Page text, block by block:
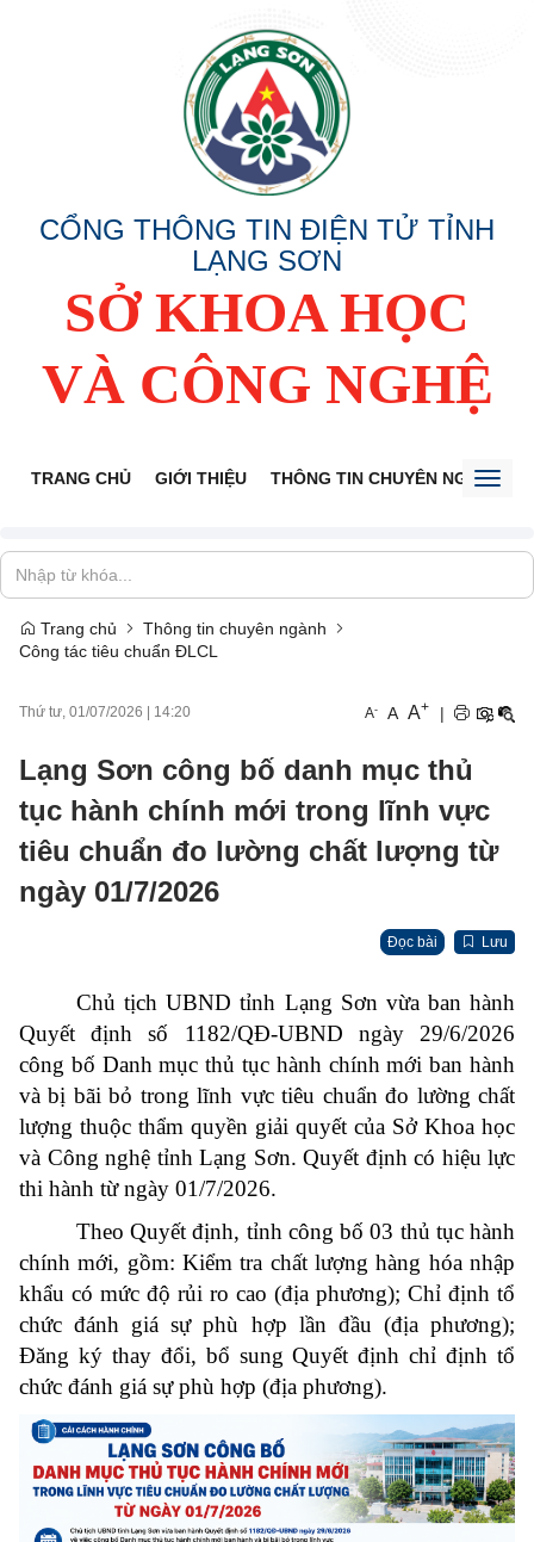
CỔNG THÔNG TIN ĐIỆN TỬ TỈNH
LẠNG SƠN
SỞ KHOA HỌC
VÀ CÔNG NGHỆ
TRANG CHỦ GIỚI THIỆU THÔNG TIN CHUYÊN NGÀNH
Trang chủ
Thông tin chuyên ngành
Công tác tiêu chuẩn ĐLCL
Thứ tư, 01/07/2026 14:20 A- A A+ |
Lạng Sơn công bố danh mục thủ
tục hành chính mới trong lĩnh vực
tiêu chuẩn đo lường chất lượng từ
ngày 01/7/2026
Đọc bài Lưu
Chủ tịch UBND tỉnh Lạng Sơn vừa ban hành
Quyết định số 1182/QĐ-UBND ngày 29/6/2026
công bố Danh mục thủ tục hành chính mới ban hành
và bị bãi bỏ trong lĩnh vực tiêu chuẩn đo lường chất
lượng thuộc thẩm quyền giải quyết của Sở Khoa học
và Công nghệ tỉnh Lạng Sơn. Quyết định có hiệu lực
thi hành từ ngày 01/7/2026.
Theo Quyết định, tỉnh công bố 03 thủ tục hành
chính mới, gồm: Kiểm tra chất lượng hàng hóa nhập
khẩu có mức độ rủi ro cao (địa phương); Chỉ định tổ
chức đánh giá sự phù hợp lần đầu (địa phương);
Đăng ký thay đổi, bổ sung Quyết định chỉ định tổ
chức đánh giá sự phù hợp (địa phương).